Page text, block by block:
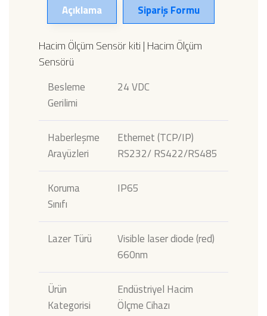
Açıklama Sipariş Formu
Hacim Ölçüm Sensör kiti | Hacim Ölçüm
Sensörü
Besleme
Gerilimi
24 VDC
Haberleşme
Arayüzleri
Ethernet (TCP/IP)
RS232/ RS422/RS485
Koruma
Sınıfı
IP65
Lazer Türü
Visible laser diode (red)
660nm
Ürün
Kategorisi
Endüstriyel Hacim
Ölçme Cihazı